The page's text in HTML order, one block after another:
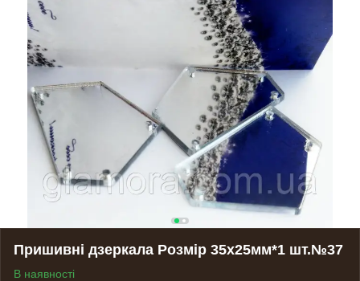
Пришивні дзеркала Розмір 35х25мм*1 шт.№37
В наявності